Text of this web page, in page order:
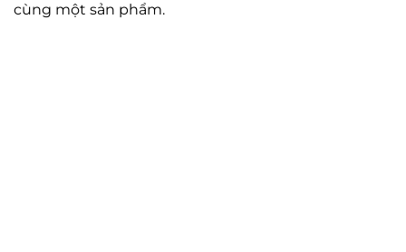
cùng một sản phẩm.